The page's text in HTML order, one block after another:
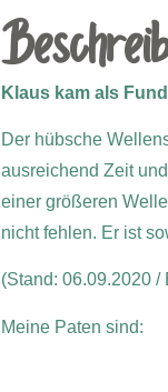
Klaus kam als
Der hübsche
ausreichend Zeit
einer größeren
nicht fehlen. Er ist
(Stand: 06.09.2020 /
Meine Paten sind: